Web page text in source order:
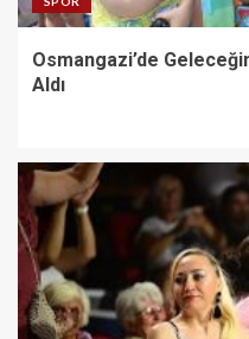
Osmangazi’de
Aldı